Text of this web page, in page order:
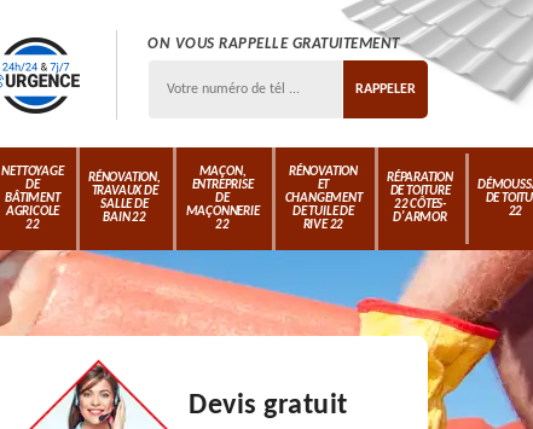
ON VOUS RAPPELLE GRATUITEMENT
NETTOYAGE
DE
BÂTIMENT
AGRICOLE
22
RÉNOVATION,
TRAVAUX DE
SALLE DE
BAIN 22
MAÇON,
ENTREPRISE
DE
MAÇONNERIE
22
RÉNOVATION
ET
CHANGEMENT
DE TUILE DE
RIVE 22
RÉPARATION
DE TOITURE
22 CÔTES-
D'ARMOR
DE
22
Devis gratuit